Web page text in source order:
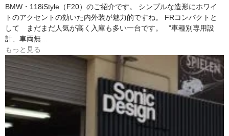
BMW・118iStyle（F20）のご紹介です。 シンプルな造形にホワイ
トのアクセントの効いた内外装が魅力的ですね。 FRコンパクトと
して まだまだ人気が高く入庫も多い一台です。 ”車種別専用設
計、車両無…
もっと見る